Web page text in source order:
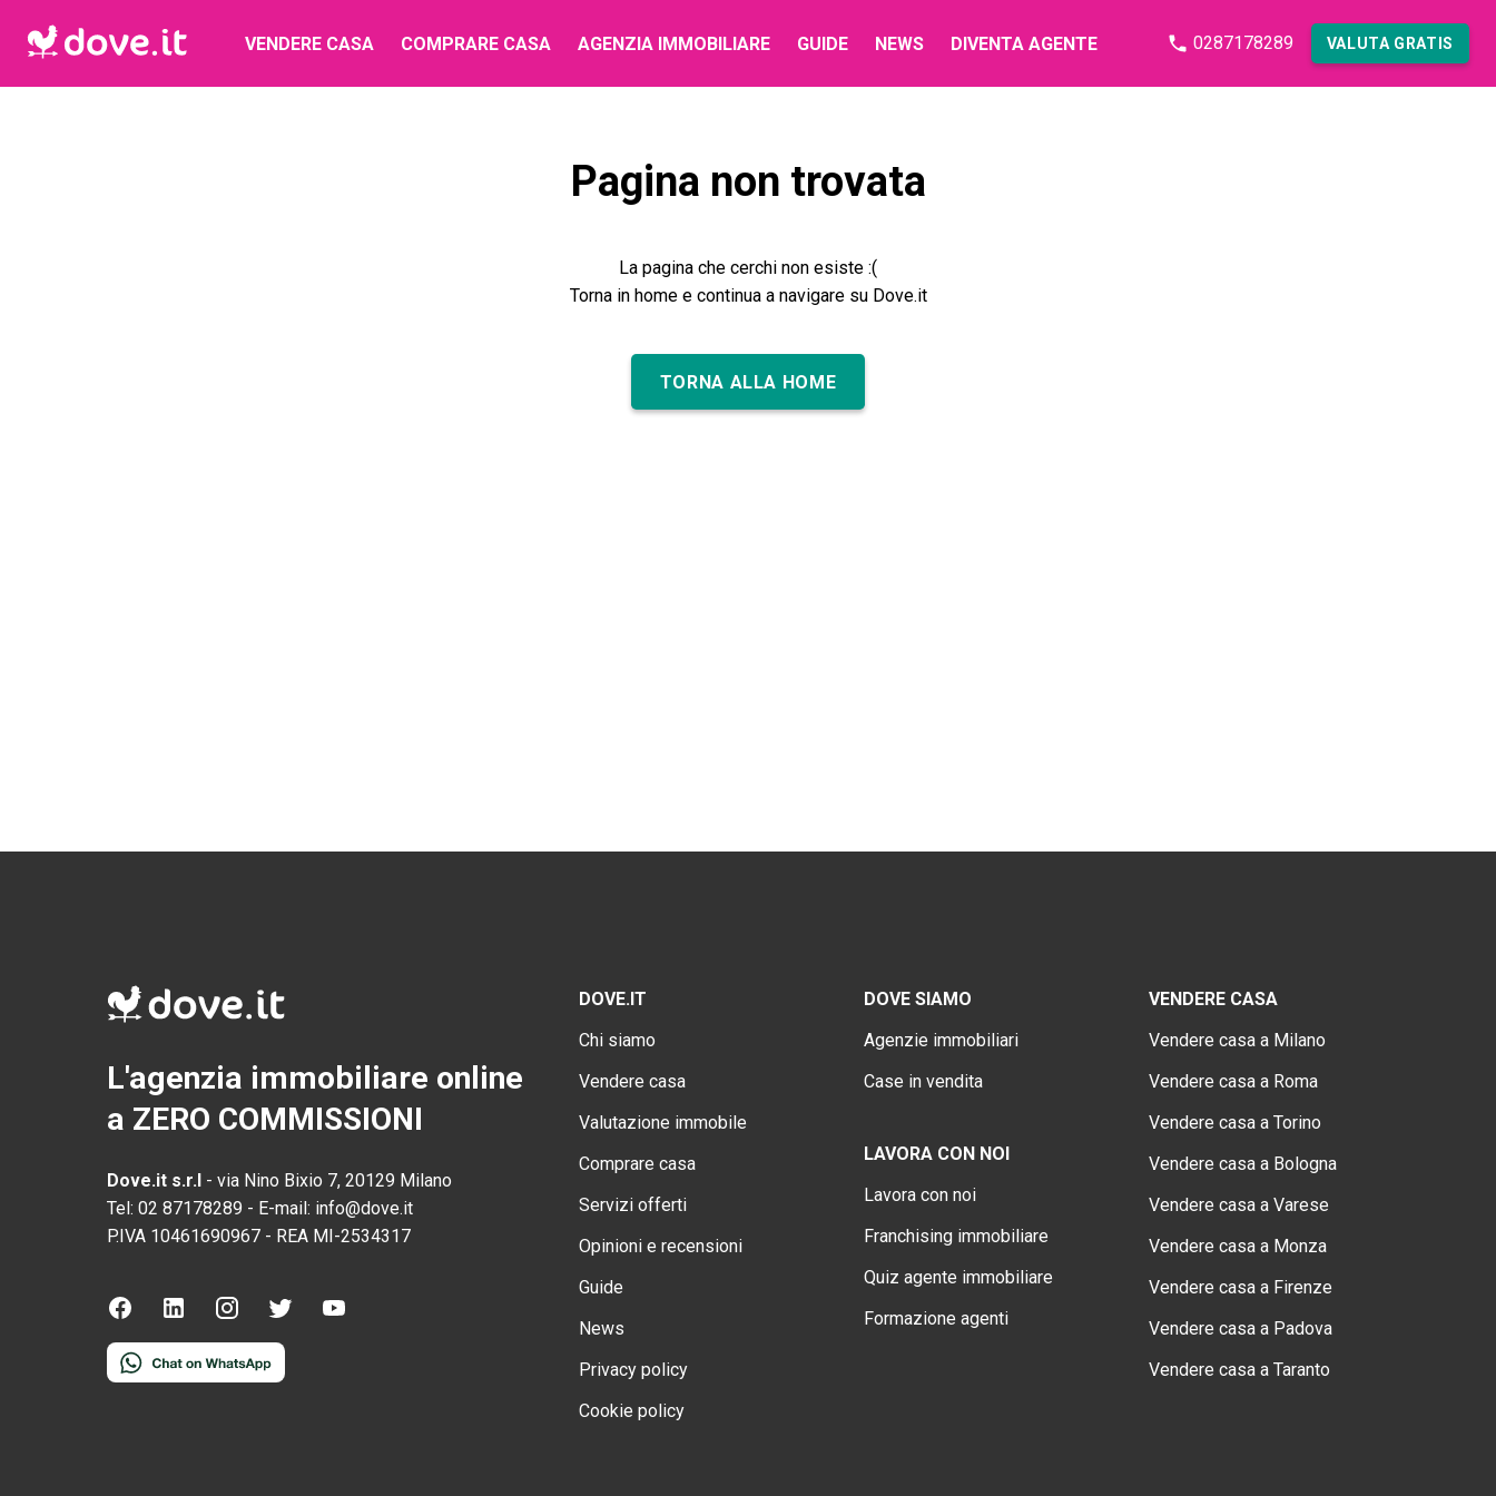
VENDERE CASA COMPRARE CASA AGENZIA IMMOBILIARE GUIDE NEWS DIVENTA AGENTE 0287178289 VALUTA GRATIS
Pagina non trovata
La pagina che cerchi non esiste :(
Torna in home e continua a navigare su Dove.it
TORNA ALLA HOME
L'agenzia immobiliare online
a ZERO COMMISSIONI
Dove.it s.r.l - via Nino Bixio 7, 20129 Milano
Tel: 02 87178289 - E-mail: info@dove.it
P.IVA 10461690967 - REA MI-2534317
DOVE.IT
Chi siamo
Vendere casa
Valutazione immobile
Comprare casa
Servizi offerti
Opinioni e recensioni
Guide
News
Privacy policy
Cookie policy
DOVE SIAMO
Agenzie immobiliari
Case in vendita
LAVORA CON NOI
Lavora con noi
Franchising immobiliare
Quiz agente immobiliare
Formazione agenti
VENDERE CASA
Vendere casa a Milano
Vendere casa a Roma
Vendere casa a Torino
Vendere casa a Bologna
Vendere casa a Varese
Vendere casa a Monza
Vendere casa a Firenze
Vendere casa a Padova
Vendere casa a Taranto